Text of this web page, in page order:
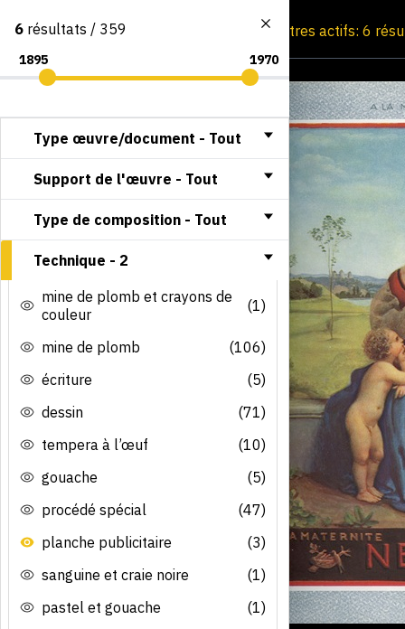
Consultation par image Filtres actifs: 6
6 résultats / 359
Type œuvre/document - Tout
Support de l'œuvre - Tout
Type de composition - Tout
Technique - 2
mine de plomb et crayons de
couleur
(1)
mine de plomb
(106)
écriture
(5)
dessin
(71)
tempera à l’œuf
(10)
gouache
(5)
procédé spécial
(47)
planche publicitaire
(3)
sanguine et craie noire
(1)
pastel et gouache
(1)